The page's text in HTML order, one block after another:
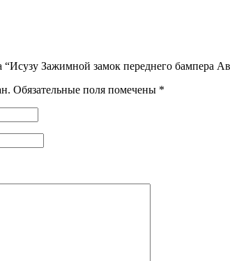
“Исузу Зажимной замок переднего бампера
Обязательные поля помечены *